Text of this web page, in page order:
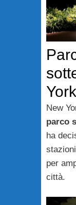
York
New
parco
ha
per
città.